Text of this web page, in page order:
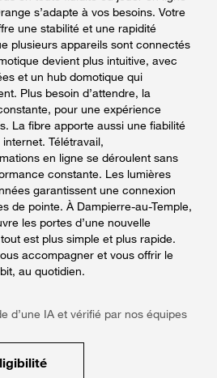
s’adapte à vos besoins. Votre
une stabilité et une rapidité
plusieurs appareils sont connectés
devient plus intuitive, avec
et un hub domotique qui
Plus besoin d’attendre, la
pour une expérience
La fibre apporte aussi une fiabilité
Télétravail,
en ligne se déroulent sans
constante. Les lumières
garantissent une connexion
de pointe. À Dampierre-au-Temple,
les portes d’une nouvelle
est plus simple et plus rapide.
accompagner et vous offrir le
au quotidien.
d’une IA et vérifié par nos équipes